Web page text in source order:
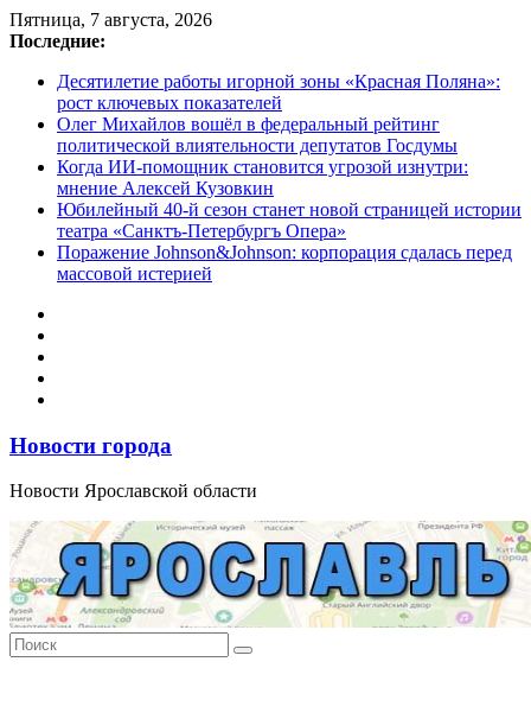
Перейти
к
Пятница, 7 августа, 2026
Последние:
Десятилетие работы игорной зоны «Красная Поляна»:
рост ключевых показателей
Олег Михайлов вошёл в федеральный рейтинг
политической влиятельности депутатов Госдумы
Когда ИИ-помощник становится угрозой изнутри:
мнение Алексей Кузовкин
Юбилейный 40-й сезон станет новой страницей истории
театра «Санктъ-Петербургъ Опера»
Поражение Johnson&Johnson: корпорация сдалась перед
массовой истерией
Новости города
Новости Ярославской области